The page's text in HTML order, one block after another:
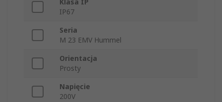
Klasa IP
IP67
Seria
M 23 EMV Hummel
Orientacja
Prosty
Napięcie
200V